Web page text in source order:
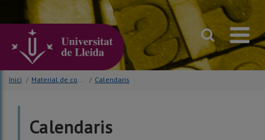
principal
pàgina
Inici / Material de comunicació / Calendaris
Calendaris